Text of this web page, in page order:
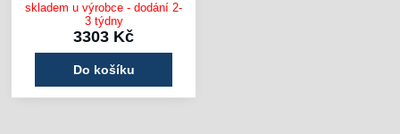
skladem u výrobce - dodání 2-
3 týdny
3303 Kč
Do košíku